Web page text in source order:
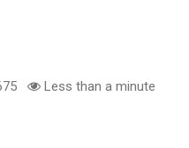
Less than a minute